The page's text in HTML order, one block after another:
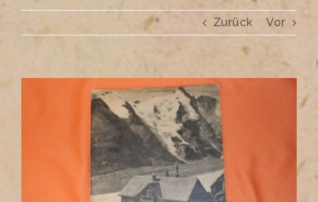
Schauraum
Impressum
Datenschutzerklärung
+436504036869
Zurück Vor